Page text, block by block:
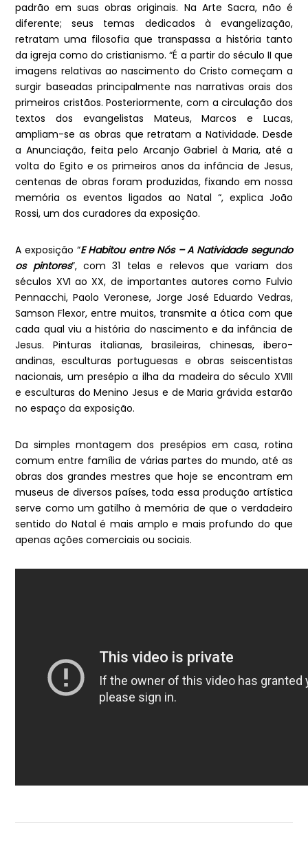
padrão em suas obras originais. Na Arte Sacra, não é
diferente; seus temas dedicados à evangelização,
retratam uma filosofia que transpassa a história tanto
da igreja como do cristianismo. “É a partir do século II que
imagens relativas ao nascimento do Cristo começam a
surgir baseadas principalmente nas narrativas orais dos
primeiros cristãos. Posteriormente, com a circulação dos
textos dos evangelistas Mateus, Marcos e Lucas,
ampliam-se as obras que retratam a Natividade. Desde
a Anunciação, feita pelo Arcanjo Gabriel à Maria, até a
volta do Egito e os primeiros anos da infância de Jesus,
centenas de obras foram produzidas, fixando em nossa
memória os eventos ligados ao Natal “, explica João
Rossi, um dos curadores da exposição.
A exposição “E Habitou entre Nós – A Natividade segundo
os pintores”, com 31 telas e relevos que variam dos
séculos XVI ao XX, de importantes autores como Fulvio
Pennacchi, Paolo Veronese, Jorge José Eduardo Vedras,
Samson Flexor, entre muitos, transmite a ótica com que
cada qual viu a história do nascimento e da infância de
Jesus. Pinturas italianas, brasileiras, chinesas, ibero-
andinas, esculturas portuguesas e obras seiscentistas
nacionais, um presépio a ilha da madeira do século XVIII
e esculturas do Menino Jesus e de Maria grávida estarão
no espaço da exposição.
Da simples montagem dos presépios em casa, rotina
comum entre família de várias partes do mundo, até as
obras dos grandes mestres que hoje se encontram em
museus de diversos países, toda essa produção artística
serve como um gatilho à memória de que o verdadeiro
sentido do Natal é mais amplo e mais profundo do que
apenas ações comerciais ou sociais.